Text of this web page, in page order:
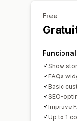
Free
Show
FAQs
Basic
SEO-
Improve
Up to 1